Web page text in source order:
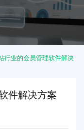
行业的会员管理软件解决
件解决方案